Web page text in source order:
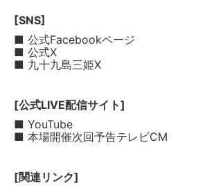
[SNS]
■ 公式Facebookページ
■ 公式X
■ 九十九島三姫X
[公式LIVE配信サイト]
■ YouTube
■ 本場開催次回予告テレビCM
[関連リンク]